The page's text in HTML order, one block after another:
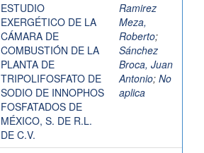
ESTUDIO
EXERGÉTICO DE LA
CÁMARA DE
COMBUSTIÓN DE LA
PLANTA DE
TRIPOLIFOSFATO DE
SODIO DE INNOPHOS
FOSFATADOS DE
MÉXICO, S. DE R.L.
DE C.V.
Ramirez
Meza,
Roberto;
Sánchez
Broca, Juan
Antonio; No
aplica